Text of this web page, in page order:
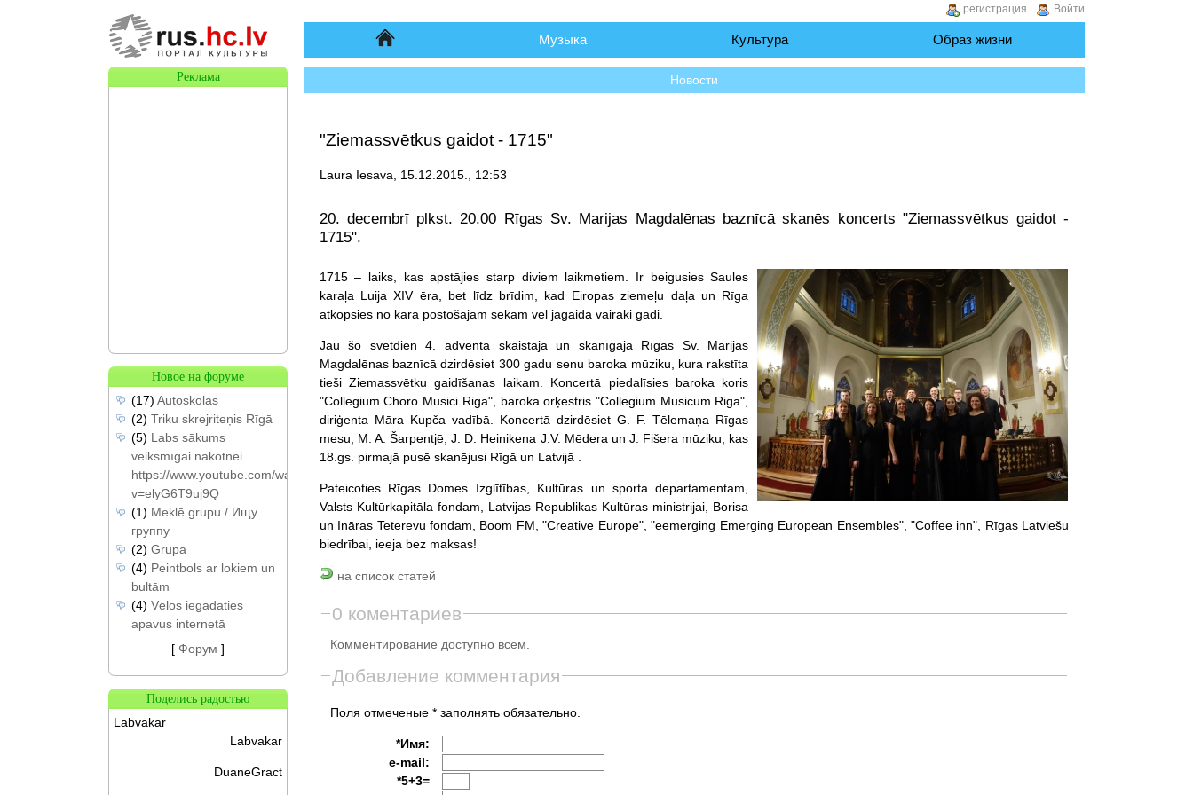
Начало Музыка Культура Образ жизни
Новости
"Ziemassvētkus gaidot - 1715"
Laura Iesava, 15.12.2015., 12:53
20. decembrī plkst. 20.00 Rīgas Sv. Marijas Magdalēnas baznīcā skanēs koncerts "Ziemassvētkus gaidot -
1715".
1715 – laiks, kas apstājies starp diviem laikmetiem. Ir beigusies Saules
karaļa Luija XIV ēra, bet līdz brīdim, kad Eiropas ziemeļu daļa un Rīga
atkopsies no kara postošajām sekām vēl jāgaida vairāki gadi.
Jau šo svētdien 4. adventā skaistajā un skanīgajā Rīgas Sv. Marijas
Magdalēnas baznīcā dzirdēsiet 300 gadu senu baroka mūziku, kura rakstīta
tieši Ziemassvētku gaidīšanas laikam. Koncertā piedalīsies baroka koris
"Collegium Choro Musici Riga", baroka orķestris "Collegium Musicum Riga",
diriģenta Māra Kupča vadībā. Koncertā dzirdēsiet G. F. Tēlemaņa Rīgas
mesu, M. A. Šarpentjē, J. D. Heinikena J.V. Mēdera un J. Fišera mūziku, kas
18.gs. pirmajā pusē skanējusi Rīgā un Latvijā .
Pateicoties Rīgas Domes Izglītības, Kultūras un sporta departamentam,
Valsts Kultūrkapitāla fondam, Latvijas Republikas Kultūras ministrijai, Borisa
un Ināras Teterevu fondam, Boom FM, "Creative Europe", "eemerging Emerging European Ensembles", "Coffee inn", Rīgas Latviešu
biedrībai, ieeja bez maksas!
на список статей
0 коментариев
Комментирование доступно всем.
Добавление комментария
Поля отмеченые * заполнять обязательно.
*Имя:
e-mail:
*5+3=
Реклама
Новое на форуме
(17) Autoskolas
(2) Triku skrejriteņis Rīgā
(5) Labs sākums
veiksmīgai nākotnei.
https://www.youtube.com/watch?
v=elyG6T9uj9Q
(1) Meklē grupu / Ищу
группу
(2) Grupa
(4) Peintbols ar lokiem un
bultām
(4) Vēlos iegādāties
apavus internetā
[ Форум ]
Поделись радостью
Labvakar
Labvakar
DuaneGract
Войти
регистрация